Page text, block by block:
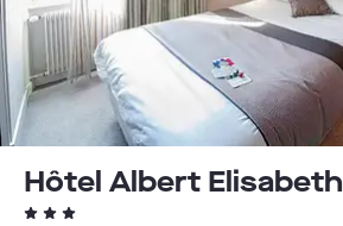
Hôtel Albert Elisabeth